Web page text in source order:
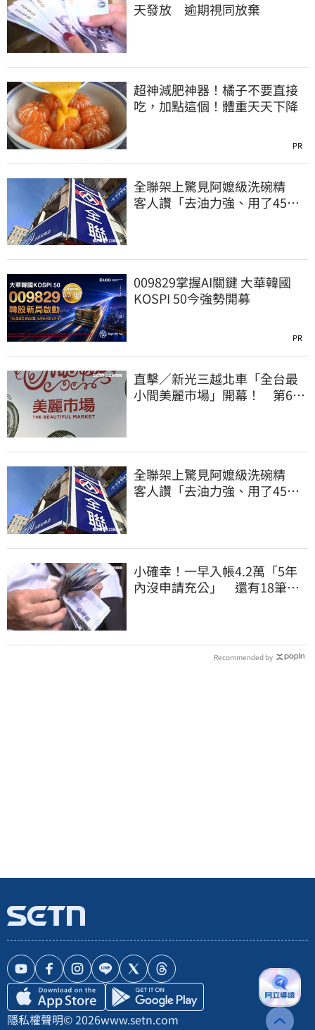
天發放 逾期視同放棄
超神減肥神器！橘子不要直接
吃，加點這個！體重天天下降
PR
全聯架上驚見阿嬤級洗碗精
客人讚「去油力強、用了45
009829掌握AI關鍵 大華韓國
KOSPI 50今強勢開募
PR
直擊／新光三越北車「全台最
小間美麗市場」開幕！ 第6家
全聯架上驚見阿嬤級洗碗精
客人讚「去油力強、用了45
小確幸！一早入帳4.2萬「5年
內沒申請充公」 還有18筆錢
Recommended by
隱私權聲明© 2026www.setn.com